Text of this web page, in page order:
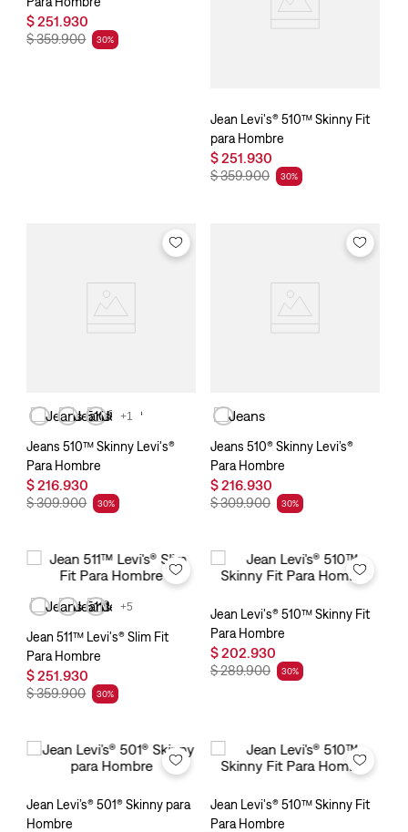
$251.930
$359.900 30%
Jean Levi's® 510™ Skinny Fit
para Hombre
$251.930
$359.900 30%
+1
Jeans 510™ Skinny Levi's®
Para Hombre
$216 .930
$309.900 30%
Jeans 510® Skinny Levi’s®
Para Hombre
$216. 930
$309.900 30%
+5
Jean 511™ Levi's® Slim Fit
Para Hombre
$251 .930
$359.900 30%
Jean Levi's® 510™ Skinny Fit
Para Hombre
$202 930
$289.900 30%
Jean Levi’s® 501® Skinny para
Hombre
Jean Levi's® 510™ Skinny Fit
Para Hombre